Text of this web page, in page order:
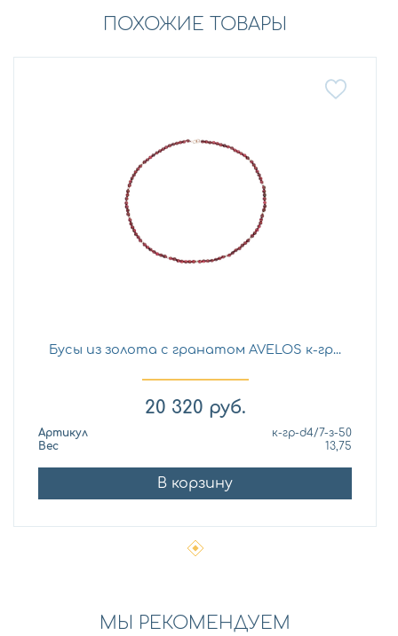
ПОХОЖИЕ ТОВАРЫ
Бусы из золота с гранатом AVELOS к-гр...
20 320 руб.
Артикул
к-гр-d4/7-з-50
Вес
13,75
В корзину
МЫ РЕКОМЕНДУЕМ